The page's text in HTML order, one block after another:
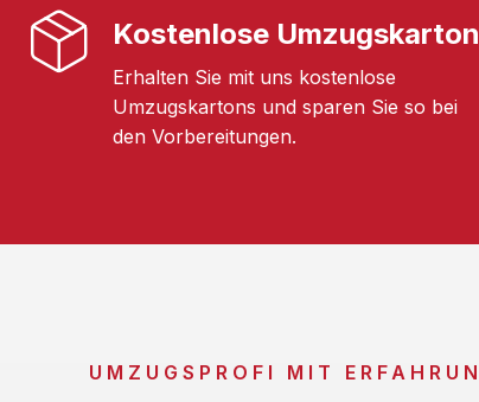
Kostenlose
Erhalten Sie mit uns kostenlose
Umzugskartons und sparen Sie so bei
den Vorbereitungen.
UMZUGSPROFI MIT